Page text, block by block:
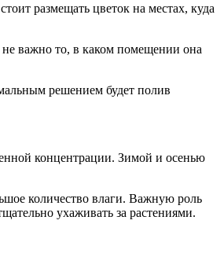
размещать цветок на местах, куда
не важно то, в каком помещении она
решением будет полив
концентрации. Зимой и осенью
количество влаги. Важную роль
ухаживать за растениями.